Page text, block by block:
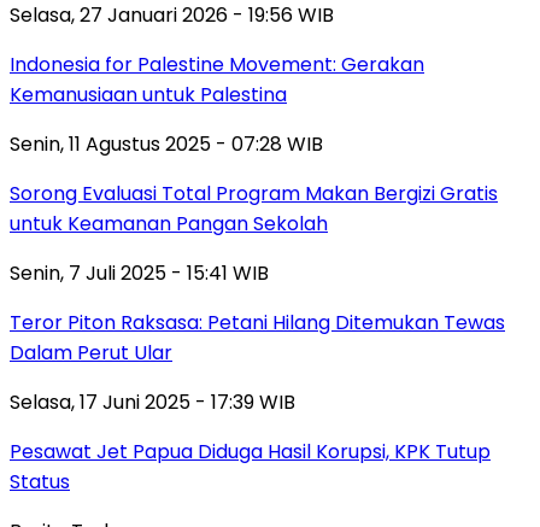
Selasa, 27 Januari 2026 - 19:56 WIB
Indonesia for Palestine Movement: Gerakan
Kemanusiaan untuk Palestina
Senin, 11 Agustus 2025 - 07:28 WIB
Sorong Evaluasi Total Program Makan Bergizi Gratis
untuk Keamanan Pangan Sekolah
Senin, 7 Juli 2025 - 15:41 WIB
Teror Piton Raksasa: Petani Hilang Ditemukan Tewas
Dalam Perut Ular
Selasa, 17 Juni 2025 - 17:39 WIB
Pesawat Jet Papua Diduga Hasil Korupsi, KPK Tutup
Status